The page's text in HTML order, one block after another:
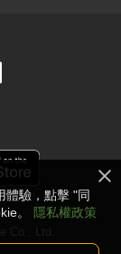
體驗，點擊 "同
。
隱私權政策